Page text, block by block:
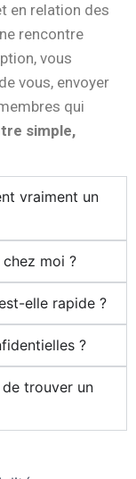
en relation des
rencontre
vous
de vous, envoyer
qui
simple,
vraiment un
moi ?
elle rapide ?
?
trouver un